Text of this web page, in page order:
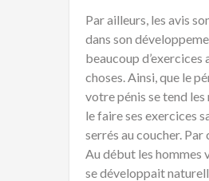
Par ailleurs, les avis
dans son
beaucoup d’exercices
choses. Ainsi, que le
votre pénis se tend les
le faire ses exercices
serrés au coucher.
Au début les hommes
se développait